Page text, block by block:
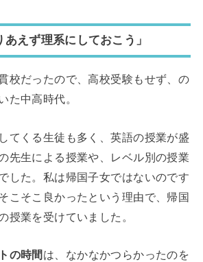
えず理系にしておこう」
校だったので、高校受験もせず、の
た中高時代。
てくる生徒も多く、英語の授業が盛
先生による授業や、レベル別の授業
した。私は帰国子女ではないのです
こそこ良かったという理由で、帰国
授業を受けていました。
の時間 は、なかなかつらかったのを